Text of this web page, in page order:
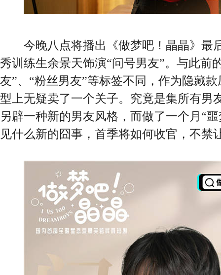
今晚八点将播出《做梦吧！晶晶》最
秀训练生余景天饰演“问号男友”。与此前
友”、“粉丝男友”等标签不同，作为隐藏
型上无疑卖了一个关子。究竟是集所有男
另辟一种新的男友风格，而做了一个月“
见什么新的囧事，首季将如何收官，不禁